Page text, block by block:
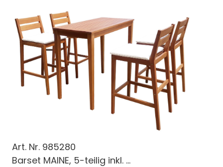
Art. Nr. 985280
Barset MAINE, 5-teilig inkl. ...